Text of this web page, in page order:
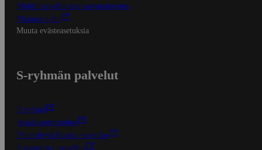
Mobiilisovelluksen saavutettavuus
Mainostajalle
Muuta evästeasetuksia
S-ryhmän palvelut
S-ryhmä
Asiakasomistajuus
Yhteishyvä Ruoka -sovellus
S-ostoslista -sovellus